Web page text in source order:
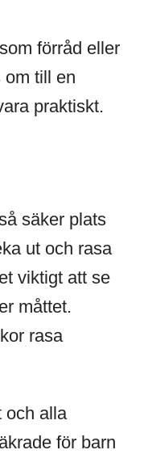
förråd eller
om till en
praktiskt.
säker plats
ut och rasa
viktigt att se
måttet.
rasa
och alla
för barn